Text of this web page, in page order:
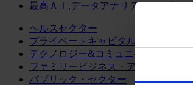
最高ＡＩ,データアナリティクス責任者
ヘルスセクター
プライベートキャピタル
テクノロジー&コミュニケーション
ファミリービジネス・アドバイザリー
パブリック・セクター